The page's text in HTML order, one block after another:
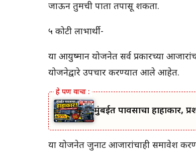
जाऊन तुमची पात्रता तपासू शकता.
५ कोटी लाभार्थी-
या आयुष्मान योजनेत सर्व प्रकारच्या
योजनेद्वारे उपचार करण्यात आले आहेत.
मुंबईत पावसाचा हाहाकार,
या योजनेत जुनाट आजारांचाही समावेश